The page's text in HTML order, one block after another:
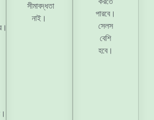
সীমাবদ্ধতা
নাই।
পারবে।
সেলস
বেশি
হবে।